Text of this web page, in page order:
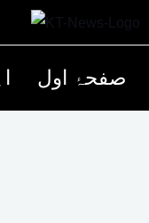
صفحۂ اول